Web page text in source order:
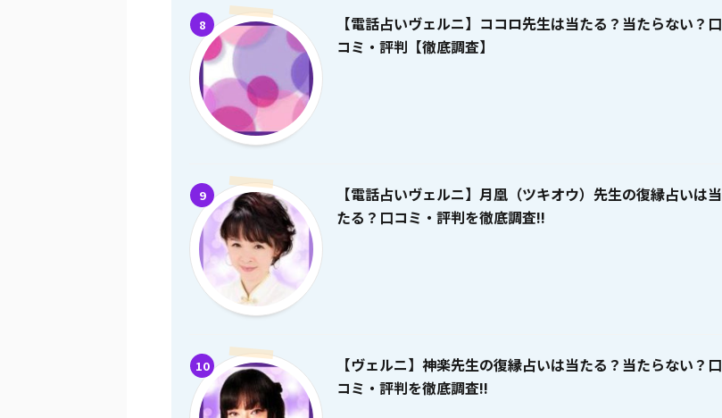
8
【電話占いヴェルニ】ココロ先生は当たる？当たらない？口
コミ・評判【徹底調査】
9
【電話占いヴェルニ】月凰（ツキオウ）先生の復縁占いは当
たる？口コミ・評判を徹底調査!!
10
【ヴェルニ】神楽先生の復縁占いは当たる？当たらない？口
コミ・評判を徹底調査!!